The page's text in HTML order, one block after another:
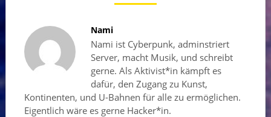
Nami
Nami ist Cyberpunk, adminstriert
Server, macht Musik, und schreibt
gerne. Als Aktivist*in kämpft es
dafür, den Zugang zu Kunst,
Kontinenten, und U-Bahnen für alle zu ermöglichen.
Eigentlich wäre es gerne Hacker*in.